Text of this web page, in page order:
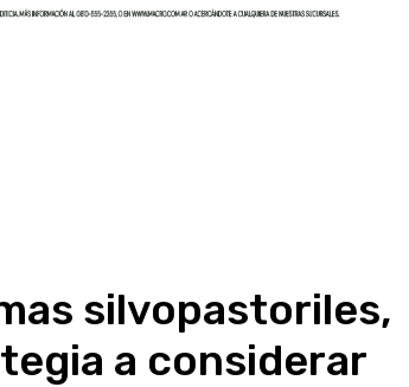
silvopastoriles,
a considerar